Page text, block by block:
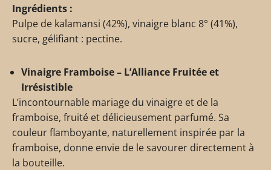
Ingrédients :
Pulpe de kalamansi (42%), vinaigre blanc 8° (41%),
sucre, gélifiant : pectine.
Vinaigre Framboise – L’Alliance Fruitée et
Irrésistible
L’incontournable mariage du vinaigre et de la
framboise, fruité et délicieusement parfumé. Sa
couleur flamboyante, naturellement inspirée par la
framboise, donne envie de le savourer directement à
la bouteille.